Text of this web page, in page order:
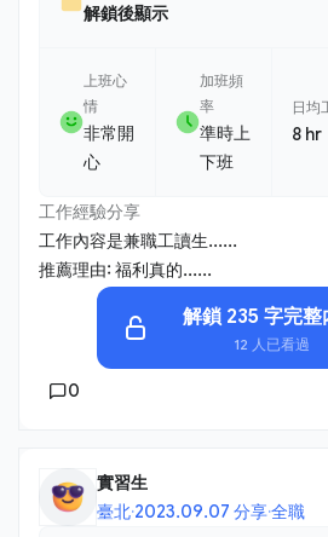
解鎖後顯示
上班心
情
非常開
心
加班頻
率
準時上
下班
日均
8 hr
工作經驗分享
工作內容是兼職工讀生......
推薦理由: 福利真的......
解鎖 235 字完整
12 人已看過
0
實習生
臺北·2023.09.07 分享·全職